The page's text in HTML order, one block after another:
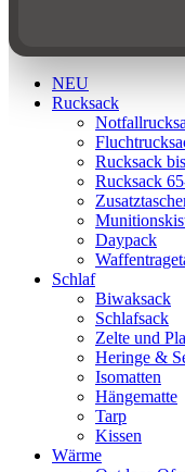
NEU
Rucksack
Rucksack
Rucksack
Daypack
Schlaf
Biwaksack
Schlafsack
Zelte und
Heringe &
Isomatten
Hängematte
Tarp
Kissen
Wärme